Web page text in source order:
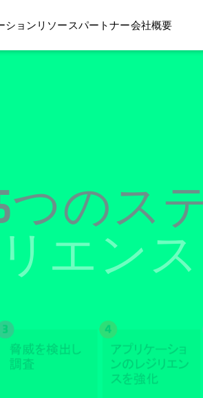
ションリソースパートナー会社概要
エンス
足になることは避けられます
ための実績のある道筋を確立